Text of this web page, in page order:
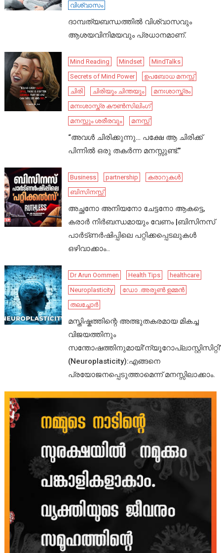
വിശ്വാസം
ദാമ്പത്യബന്ധത്തിൽ വിശ്വാസവും
ആശയവിനിമയവും പ്രധാനമാണ്.
Mind Reading Mindset
MindTalks
Secrets of Mind Power
ഉപബോധ മനസ്സ്
ചിരി
ചിരിയും ചിന്തയും
മനഃശാസ്ത്രം
മനഃശാസ്ത്ര കൗൺസിലിംഗ്
മനസ്സും ശരീരവും
മനസ്സ്
“അവൾ ചിരിക്കുന്നു… പക്ഷേ ആ ചിരിക്ക്
പിന്നിൽ ഒരു തകർന്ന മനസ്സുണ്ട്.”
Business partnership
കരാറുകൾ
ബിസിനസ്സ്
അച്ഛനോ അനിയനോ ചേട്ടനോ ആകട്ടെ,
കരാർ നിർബന്ധമായും വേണം |ബിസിനസ്
പാർട്ണർഷിപ്പിലെ പറ്റിക്കപ്പെടലുകൾ
ഒഴിവാക്കാം..
Dr Arun Oommen Health Tips
healthcare
Neuroplasticity
ഡോ .അരുൺ ഉമ്മൻ
തലച്ചോർ
മസ്തിഷ്കത്തിന്റെ അത്ഭുതകരമായ മികച്ച
വിജയത്തിനും
സന്തോഷത്തിനുമായി’ന്യൂറോപ്ലാസ്റ്റിസിറ്റി’
(Neuroplasticity):എങ്ങനെ
പ്രയോജനപ്പെടുത്താമെന്ന് മനസ്സിലാക്കാം.